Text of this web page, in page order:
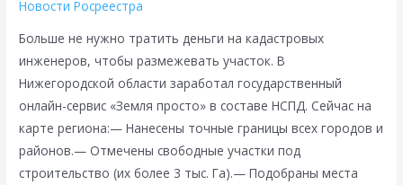
стать
жертвой
риелторов
Новости Росреестра
Больше не нужно тратить деньги на кадастровых
инженеров, чтобы размежевать участок. В
Нижегородской области заработал государственный
онлайн-сервис «Земля просто» в составе НСПД. Сейчас на
карте региона:— Нанесены точные границы всех городов и
районов.— Отмечены свободные участки под
строительство (их более 3 тыс. Га).— Подобраны места